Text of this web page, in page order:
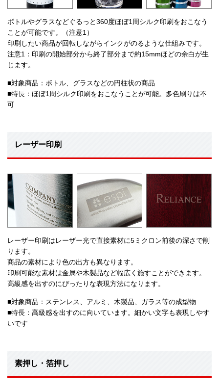
ボトルやグラスなどぐるっと360度ほぼ1周シルク印刷をおこなう
ことが可能です。（注意1）
印刷したい商品が回転しながらインクがのるような仕組みです。
注意1：印刷の開始部分から終了部分まで約15mmほどの余白が生
じます。
■対象商品：ボトル、グラスなどの円柱状の商品
■特長：ほぼ1周シルク印刷をおこなうことが可能。多色刷りは不
可
レーザー印刷
レーザー印刷はレーザー光で直接素材に5ミクロン前後の深さで削
ります。
商品の素材により色の出方も異なります。
印刷可能な素材は金属や木製品など幅広く施すことができます。
高級感を出すのにぴったりな表現方法になります。
■対象商品：ステンレス、アルミ、木製品、ガラス等の成型物
■特長：高級感を出すのに向いています。細かい文字も表現しやす
いです
素押し・箔押し